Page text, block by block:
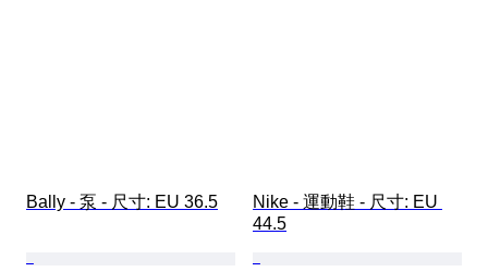
Bally - 泵 - 尺寸: EU 36.5
Nike - 運動鞋 - 尺寸: EU
44.5